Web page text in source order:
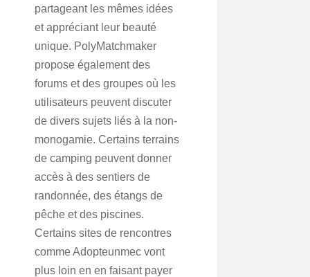
partageant les mêmes idées
et appréciant leur beauté
unique. PolyMatchmaker
propose également des
forums et des groupes où les
utilisateurs peuvent discuter
de divers sujets liés à la non-
monogamie. Certains terrains
de camping peuvent donner
accès à des sentiers de
randonnée, des étangs de
pêche et des piscines.
Certains sites de rencontres
comme Adopteunmec vont
plus loin en en faisant payer